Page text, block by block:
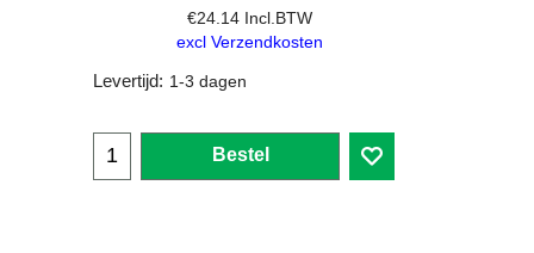
€24.14 Incl.BTW
excl Verzendkosten
Levertijd: 1-3 dagen
Bestel